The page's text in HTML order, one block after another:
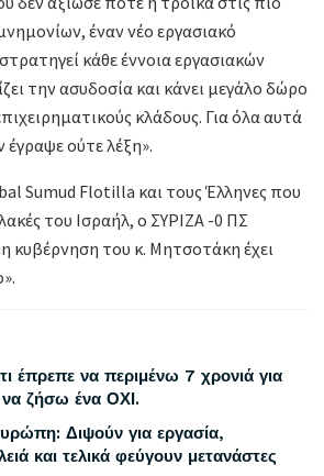
έναν νέο εργασιακό
κάθε έννοια εργασιακών
την ασυδοσία και κάνει μεγάλο δώρο
κλάδους. Για όλα αυτά
ούτε λέξη».
Sumud Flotilla και τους Έλληνες που
του Ισραήλ, ο ΣΥΡΙΖΑ -0 ΠΣ
κυβέρνηση του κ. Μητσοτάκη έχει
έπρεπε να περιμένω 7 χρονιά για
ζήσω ένα ΟΧΙ.
Διψούν για εργασία,
και τελικά φεύγουν μετανάστες